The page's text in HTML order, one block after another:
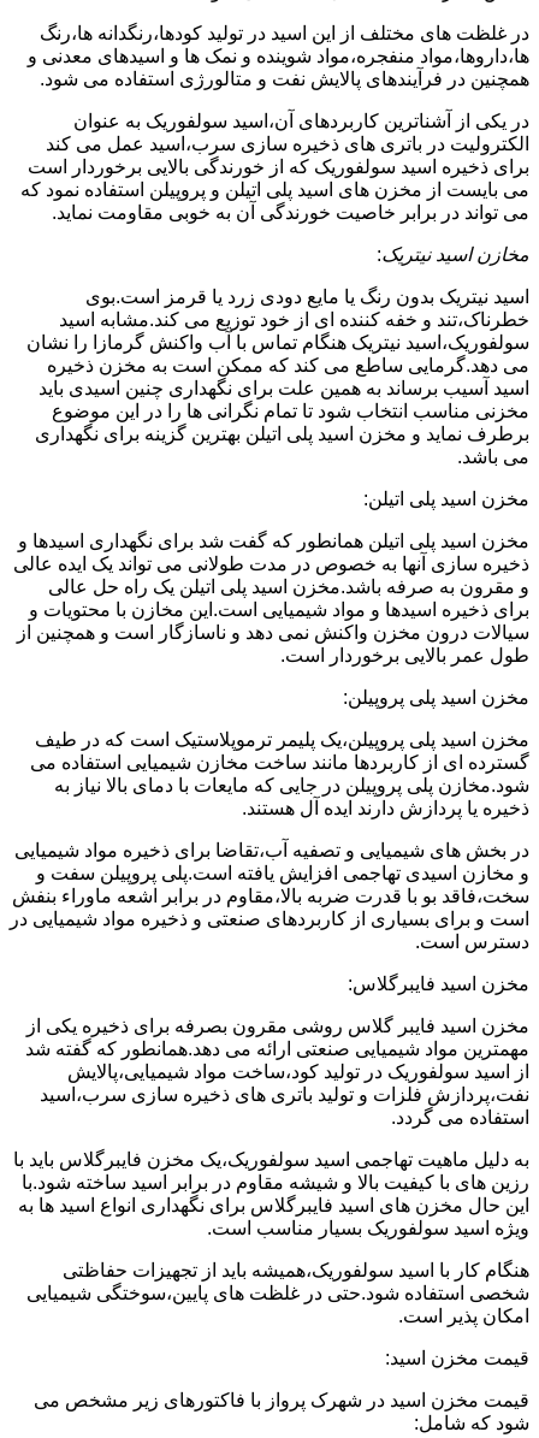
در غلظت های مختلف از این اسید در تولید کودها،رنگدانه ها،رنگ
ها،داروها،مواد منفجره،مواد شوینده و نمک ها و اسیدهای معدنی و
همچنین در فرآیندهای پالایش نفت و متالورژی استفاده می شود.
در یکی از آشناترین کاربردهای آن،اسید سولفوریک به عنوان
الکترولیت در باتری های ذخیره سازی سرب،اسید عمل می کند
برای ذخیره اسید سولفوریک که از خورندگی بالایی برخوردار است
می بایست از مخزن های اسید پلی اتیلن و پروپیلن استفاده نمود که
می تواند در برابر خاصیت خورندگی آن به خوبی مقاومت نماید.
مخازن اسید نیتریک:
اسید نیتریک بدون رنگ یا مایع دودی زرد یا قرمز است.بوی
خطرناک،تند و خفه کننده ای از خود توزیع می کند.مشابه اسید
سولفوریک،اسید نیتریک هنگام تماس با آب واکنش گرمازا را نشان
می دهد.گرمایی ساطع می کند که ممکن است به مخزن ذخیره
اسید آسیب برساند به همین علت برای نگهداری چنین اسیدی باید
مخزنی مناسب انتخاب شود تا تمام نگرانی ها را در این موضوع
برطرف نماید و مخزن اسید پلی اتیلن بهترین گزینه برای نگهداری
می باشد.
مخزن اسید پلی اتیلن:
مخزن اسید پلی اتیلن همانطور که گفت شد برای نگهداری اسیدها و
ذخیره سازی آنها به خصوص در مدت طولانی می تواند یک ایده عالی
و مقرون به صرفه باشد.مخزن اسید پلی اتیلن یک راه حل عالی
برای ذخیره اسیدها و مواد شیمیایی است.این مخازن با محتویات و
سیالات درون مخزن واکنش نمی دهد و ناسازگار است و همچنین از
طول عمر بالایی برخوردار است.
مخزن اسید پلی پروپیلن:
مخزن اسید پلی پروپیلن،یک پلیمر ترموپلاستیک است که در طیف
گسترده ای از کاربردها مانند ساخت مخازن شیمیایی استفاده می
شود.مخازن پلی پروپیلن در جایی که مایعات با دمای بالا نیاز به
ذخیره یا پردازش دارند ایده آل هستند.
در بخش های شیمیایی و تصفیه آب،تقاضا برای ذخیره مواد شیمیایی
و مخازن اسیدی تهاجمی افزایش یافته است.پلی پروپیلن سفت و
سخت،فاقد بو با قدرت ضربه بالا،مقاوم در برابر اشعه ماوراء بنفش
است و برای بسیاری از کاربردهای صنعتی و ذخیره مواد شیمیایی در
دسترس است.
مخزن اسید فایبرگلاس:
مخزن اسید فایبر گلاس روشی مقرون بصرفه برای ذخیره یکی از
مهمترین مواد شیمیایی صنعتی ارائه می دهد.همانطور که گفته شد
از اسید سولفوریک در تولید کود،ساخت مواد شیمیایی،پالایش
نفت،پردازش فلزات و تولید باتری های ذخیره سازی سرب،اسید
استفاده می گردد.
به دلیل ماهیت تهاجمی اسید سولفوریک،یک مخزن فایبرگلاس باید با
رزین های با کیفیت بالا و شیشه مقاوم در برابر اسید ساخته شود.با
این حال مخزن های اسید فایبرگلاس برای نگهداری انواع اسید ها به
ویژه اسید سولفوریک بسیار مناسب است.
هنگام کار با اسید سولفوریک،همیشه باید از تجهیزات حفاظتی
شخصی استفاده شود.حتی در غلظت های پایین،سوختگی شیمیایی
امکان پذیر است.
قیمت مخزن اسید:
قیمت مخزن اسید در شهرک پرواز با فاکتورهای زیر مشخص می
شود که شامل: